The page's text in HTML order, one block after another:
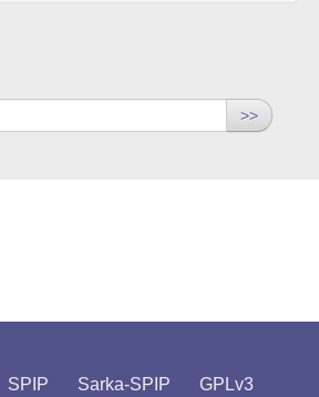
>>
SPIP Sarka-SPIP GPLv3